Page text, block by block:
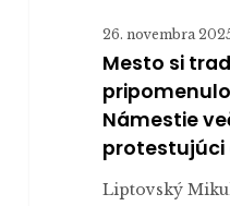
26. novembra
Mesto si
Námestie
protestujúci
Liptovský